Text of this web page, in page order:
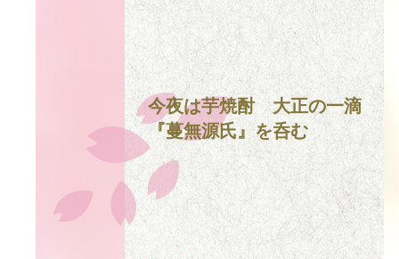
今夜は芋焼酎 大正の一滴
『蔓無源氏』を呑む